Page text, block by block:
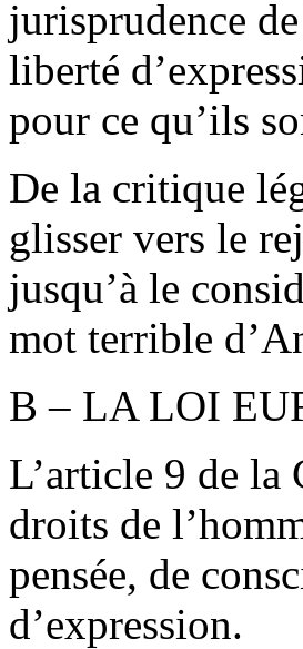
jurisprudence
liberté
pour ce qu’ils
De la critique
glisser vers le
jusqu’à le
mot terrible
B – LA LOI
L’article 9 de la
droits de
pensée, de
d’expression.